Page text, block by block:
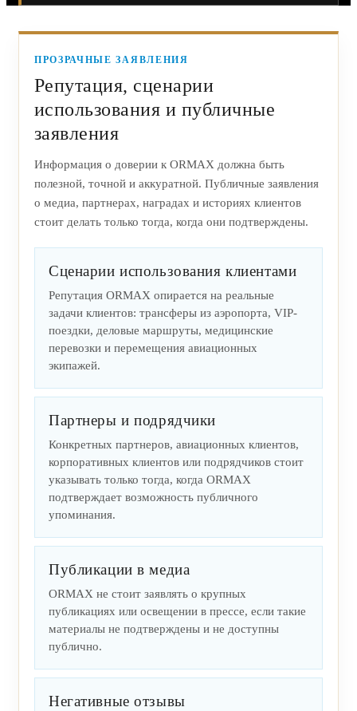
ПРОЗРАЧНЫЕ ЗАЯВЛЕНИЯ
Репутация, сценарии
использования и публичные
заявления
Информация о доверии к ORMAX должна быть
полезной, точной и аккуратной. Публичные заявления
о медиа, партнерах, наградах и историях клиентов
стоит делать только тогда, когда они подтверждены.
Сценарии использования клиентами
Репутация ORMAX опирается на реальные
задачи клиентов: трансферы из аэропорта, VIP-
поездки, деловые маршруты, медицинские
перевозки и перемещения авиационных
экипажей.
Партнеры и подрядчики
Конкретных партнеров, авиационных клиентов,
корпоративных клиентов или подрядчиков стоит
указывать только тогда, когда ORMAX
подтверждает возможность публичного
упоминания.
Публикации в медиа
ORMAX не стоит заявлять о крупных
публикациях или освещении в прессе, если такие
материалы не подтверждены и не доступны
публично.
Негативные отзывы